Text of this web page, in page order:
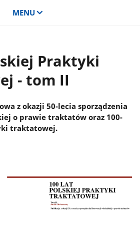
MENU
Praktyki
- tom II
z okazji 50-lecia sporządzenia
o prawie traktatów oraz 100-
traktatowej.